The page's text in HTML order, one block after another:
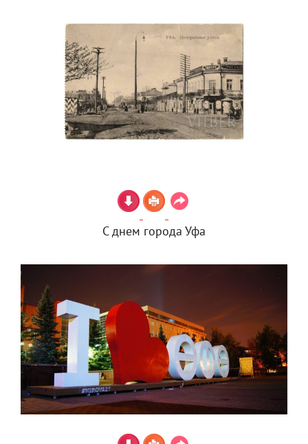
С днем города Уфа